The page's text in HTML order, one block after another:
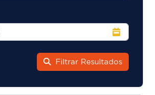
Filtrar Resultados